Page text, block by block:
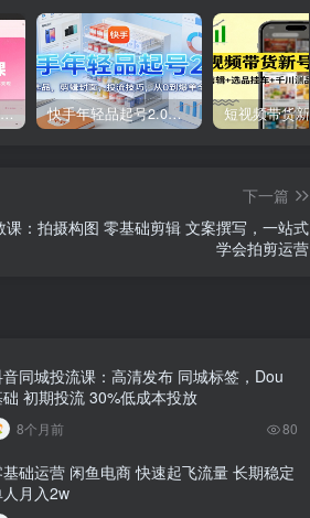
小红书虚拟电商创业课，系统拆解选品-内容-流量-变现，实现零成本变现 快手年轻品起号2.0：养号选品，剪辑封面，投流技巧，从0到爆单全流程
下一篇
构图 零基础剪辑 文案撰写，一站式
学会拍剪运营
同城投流课：高清发布 同城标签，Dou
初期投流 30%低成本投放
8个月前 80
础运营 闲鱼电商 快速起飞流量 长期稳定
月入2w